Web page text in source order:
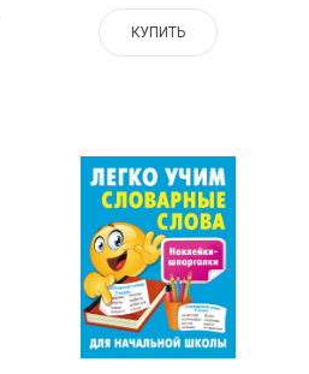
КУПИТЬ